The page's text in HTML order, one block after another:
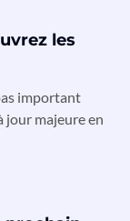
les
important
jour majeure en